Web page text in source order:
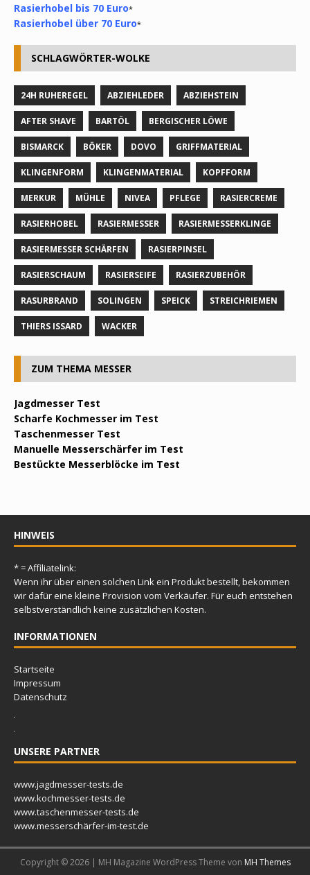
Rasierhobel bis 70 Euro*
Rasierhobel über 70 Euro*
SCHLAGWÖRTER-WOLKE
24H RUHEREGEL ABZIEHLEDER ABZIEHSTEIN
AFTER SHAVE BARTÖL BERGISCHER LÖWE
BISMARCK BÖKER DOVO GRIFFMATERIAL
KLINGENFORM KLINGENMATERIAL KOPFFORM
MERKUR MÜHLE NIVEA PFLEGE RASIERCREME
RASIERHOBEL RASIERMESSER RASIERMESSERKLINGE
RASIERMESSER SCHÄRFEN RASIERPINSEL
RASIERSCHAUM RASIERSEIFE RASIERZUBEHÖR
RASURBRAND SOLINGEN SPEICK STREICHRIEMEN
THIERS ISSARD WACKER
ZUM THEMA MESSER
Jagdmesser Test
Scharfe Kochmesser im Test
Taschenmesser Test
Manuelle Messerschärfer im Test
Bestückte Messerblöcke im Test
HINWEIS
* = Affiliatelink:
Wenn ihr über einen solchen Link ein Produkt bestellt, bekommen
wir dafür eine kleine Provision vom Verkäufer. Für euch entstehen
selbstverständlich keine zusätzlichen Kosten.
INFORMATIONEN
Startseite
Impressum
Datenschutz
UNSERE PARTNER
www.jagdmesser-tests.de
www.kochmesser-tests.de
www.taschenmesser-tests.de
www.messerschärfer-im-test.de
Copyright © 2026 | MH Magazine WordPress Theme von MH Themes